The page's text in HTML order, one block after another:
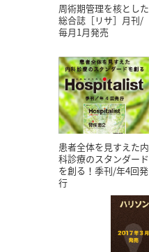
周術期管理を核とした
総合誌［リサ］月刊/
毎月1月発売
患者全体を見すえた内
科診療のスタンダード
を創る！季刊/年4回発
行